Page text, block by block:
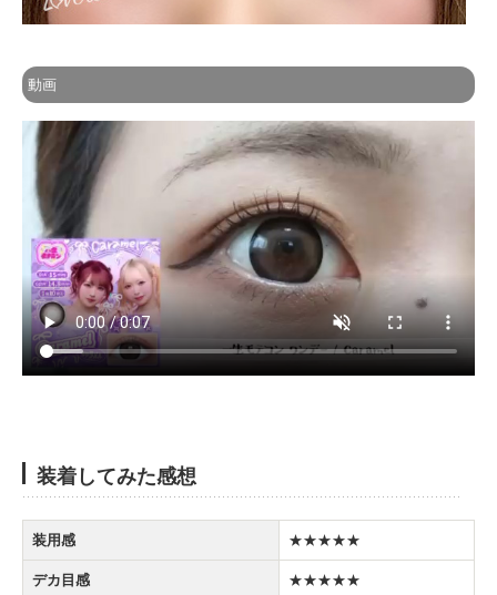
動画
装着してみた感想
装用感 ★★★★★
デカ目感 ★★★★★